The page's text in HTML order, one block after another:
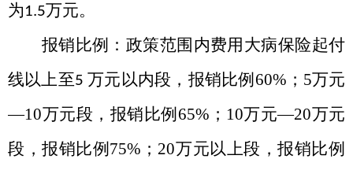
为1.5万元。
报销比例：政策范围内费用大病保险起付
线以上至5 万元以内段，报销比例 60% ； 5万元
—10万元段，报销比例 65% ； 10万元—20万元
段，报销比例 75% ； 20万元以上段，报销比例